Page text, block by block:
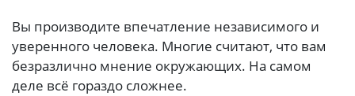
Вы производите впечатление независимого и
уверенного человека. Многие считают, что вам
безразлично мнение окружающих. На самом
деле всё гораздо сложнее.